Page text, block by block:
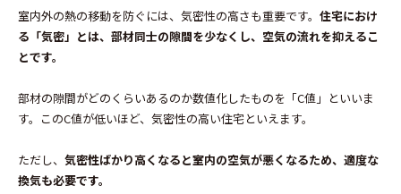
室内外の熱の移動を防ぐには、気密性の高さも重要です。 住宅におけ
る「気密」とは、部材同士の隙間を少なくし、空気の流れを抑えるこ
とです。
部材の隙間がどのくらいあるのか数値化したものを「C値」といいま
す。このC値が低いほど、気密性の高い住宅といえます。
ただし、 気密性ばかり高くなると室内の空気が悪くなるため、適度な
換気も必要です。